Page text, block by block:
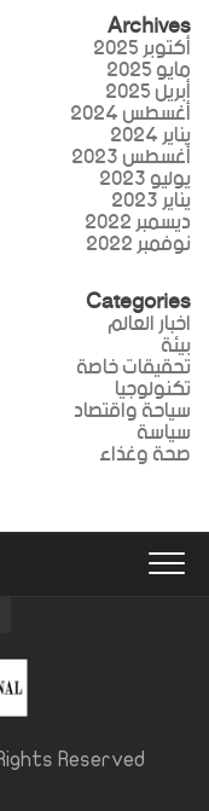
Archives
أكتوبر 2025
مايو 2025
أبريل 2025
أغسطس 2024
يناير 2024
أغسطس 2023
يوليو 2023
يناير 2023
ديسمبر 2022
نوفمبر 2022
Categories
اخبار العالم
بيئة
تحقيقات خاصة
تكنولوجيا
سياحة واقتصاد
سياسة
صحة وغذاء
Reserved.